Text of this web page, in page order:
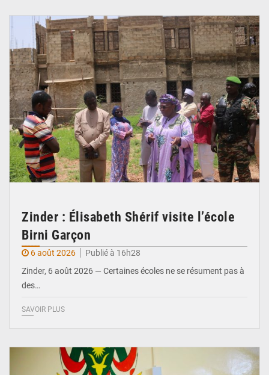
Zinder : Élisabeth Shérif visite l’école
Birni Garçon
6 août 2026
Publié à 16h28
Zinder, 6 août 2026 — Certaines écoles ne se résument pas à
des…
SAVOIR PLUS